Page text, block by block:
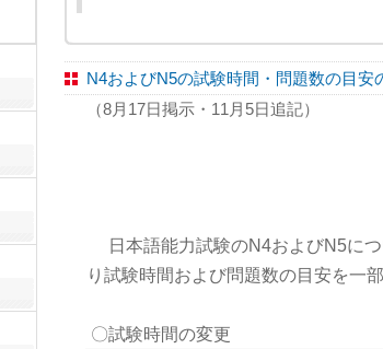
N4およびN5の試験時間・問題数の目安
（8月17日掲示・11月5日追記）
日本語能力試験のN4およびN5につ
り試験時間および問題数の目安を一
〇試験時間の変更